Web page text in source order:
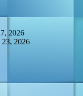
2026
2026